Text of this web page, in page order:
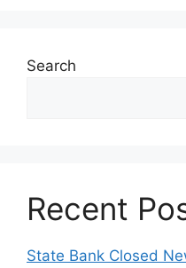
Search
Recent
State Bank Closed